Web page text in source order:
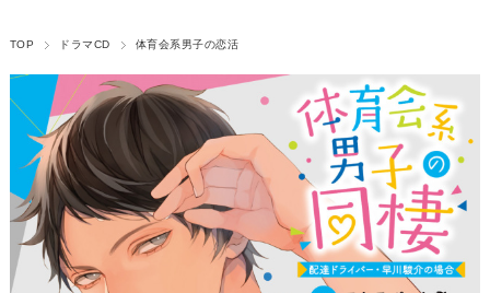
TOP ドラマCD 体育会系男子の恋活